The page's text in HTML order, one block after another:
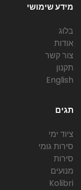
מידע שימושי
בלוג
אודות
צור קשר
תקנון
English
תגים
ציוד ימי
סירות גומי
סירות
מנועים
Kolibri